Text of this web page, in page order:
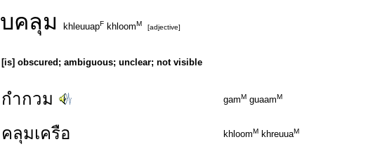
คลุม khleuuapF khloomM [adjective]
[is] obscured; ambiguous; unclear; not visible
กำกวม gamM guaamM
คลุมเครือ khloomM khreuuaM